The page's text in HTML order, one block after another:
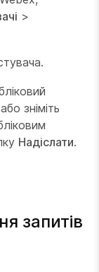
>
зніміть
Надіслати.
запитів